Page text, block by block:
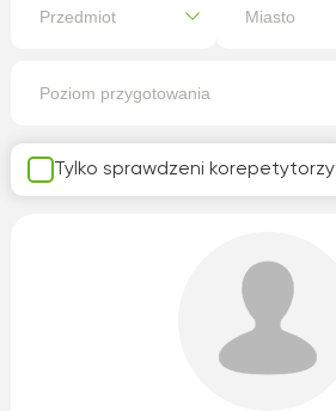
Tylko sprawdzeni korepetytorzy
Przedmiot Miasto
Poziom przygotowania